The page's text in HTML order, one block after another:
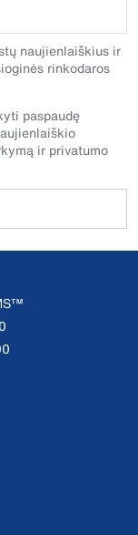
naujienlaiškius ir
rinkodaros
paspaudę
ir privatumo